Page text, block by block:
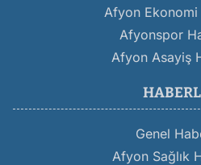
Afyon
Afyonspor
Afyon Asayiş
Genel
Afyon Sağlık